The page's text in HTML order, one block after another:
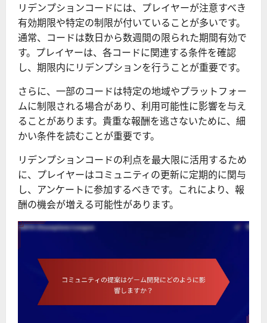
リデンプションコードには、プレイヤーが注意すべき
有効期限や特定の制限が付いていることが多いです。
通常、コードは数日から数週間の限られた期間有効で
す。プレイヤーは、各コードに関連する条件を確認
し、期限内にリデンプションを行うことが重要です。
さらに、一部のコードは特定の地域やプラットフォー
ムに制限される場合があり、利用可能性に影響を与え
ることがあります。貴重な報酬を逃さないために、細
かい条件を読むことが重要です。
リデンプションコードの利点を最大限に活用するため
に、プレイヤーはコミュニティの更新に定期的に関与
し、アンケートに参加するべきです。これにより、報
酬の機会が増える可能性があります。